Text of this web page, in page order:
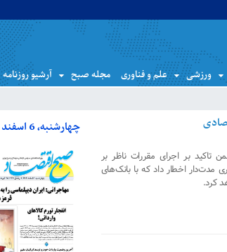
ورزشی علم و فناوری مجله صبح آرشیو روزنامه
تاکید بر اجرای مقررات ناظر بر
مدت‌دار اخطار داد که با بانک‌های
کرد.
چهارشنبه، 6 اسفند 1404